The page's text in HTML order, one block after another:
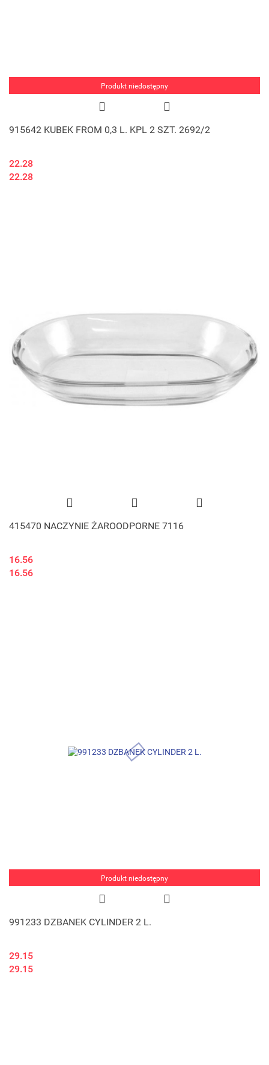
Produkt niedostępny
915642 KUBEK FROM 0,3 L. KPL 2 SZT. 2692/2
22.28
22.28
415470 NACZYNIE ŻAROODPORNE 7116
16.56
16.56
Produkt niedostępny
991233 DZBANEK CYLINDER 2 L.
29.15
29.15